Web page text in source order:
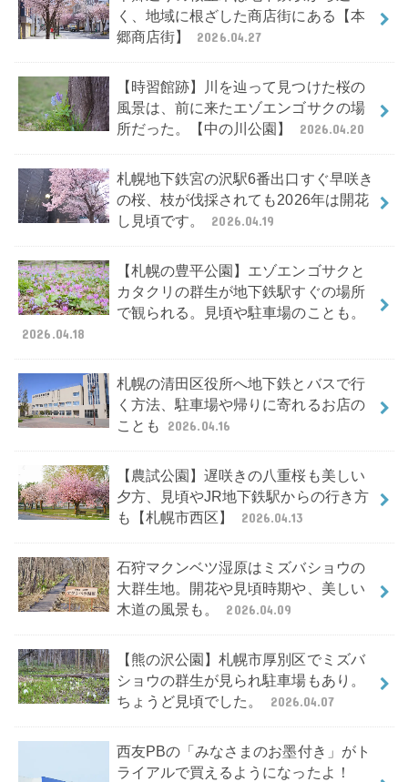
く、地域に根ざした商店街にある【本
郷商店街】
2026.04.27
【時習館跡】川を辿って見つけた桜の
風景は、前に来たエゾエンゴサクの場
所だった。【中の川公園】
2026.04.20
札幌地下鉄宮の沢駅6番出口すぐ早咲き
の桜、枝が伐採されても2026年は開花
し見頃です。
2026.04.19
【札幌の豊平公園】エゾエンゴサクと
カタクリの群生が地下鉄駅すぐの場所
で観られる。見頃や駐車場のことも。
2026.04.18
札幌の清田区役所へ地下鉄とバスで行
く方法、駐車場や帰りに寄れるお店の
ことも
2026.04.16
【農試公園】遅咲きの八重桜も美しい
夕方、見頃やJR地下鉄駅からの行き方
も【札幌市西区】
2026.04.13
石狩マクンベツ湿原はミズバショウの
大群生地。開花や見頃時期や、美しい
木道の風景も。
2026.04.09
【熊の沢公園】札幌市厚別区でミズバ
ショウの群生が見られ駐車場もあり。
ちょうど見頃でした。
2026.04.07
西友PBの「みなさまのお墨付き」がト
ライアルで買えるようになったよ！